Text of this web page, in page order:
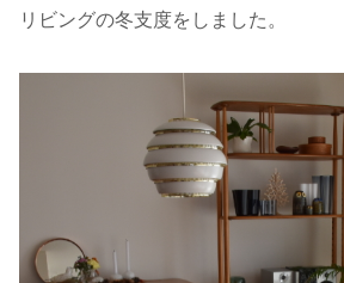
リビングの冬支度をしました。